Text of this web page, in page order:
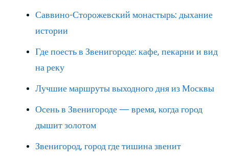
Саввино-Сторожевский монастырь: дыхание
истории
Где поесть в Звенигороде: кафе, пекарни и вид
на реку
Лучшие маршруты выходного дня из Москвы
Осень в Звенигороде — время, когда город
дышит золотом
Звенигород, город где тишина звенит